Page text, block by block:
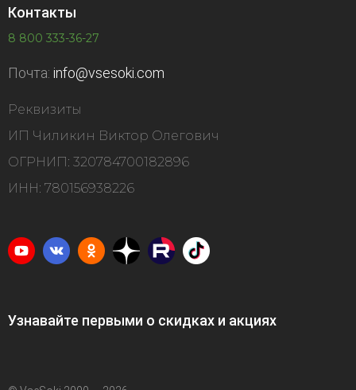
Контакты
8 800 333-36-27
Почта: info@vsesoki.com
Реквизиты
ИП Чиликин Виктор Олегович
ОГРНИП: 320784700182896
ИНН: 780156938226
Узнавайте первыми о скидках и акциях